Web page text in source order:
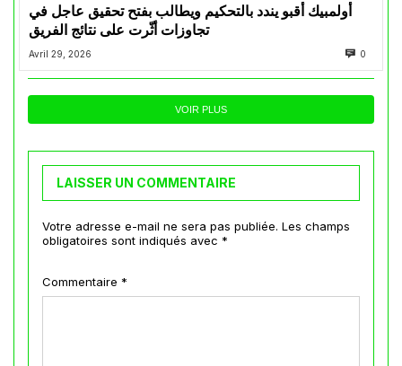
أولمبيك أقبو يندد بالتحكيم ويطالب بفتح تحقيق عاجل في
تجاوزات أثّرت على نتائج الفريق
Avril 29, 2026 0
VOIR PLUS
LAISSER UN COMMENTAIRE
Votre adresse e-mail ne sera pas publiée. Les champs
obligatoires sont indiqués avec *
Commentaire *